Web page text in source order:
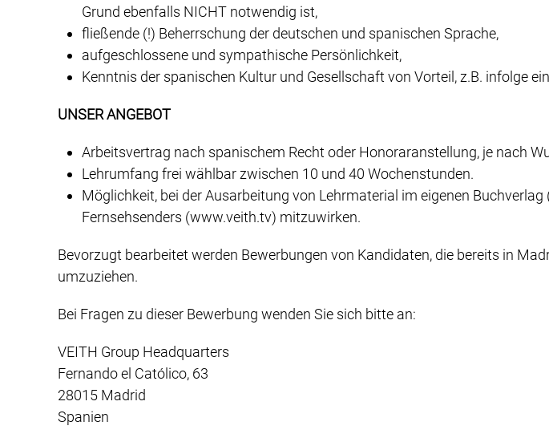
Grund ebenfalls NICHT notwendig ist,
fließende (!) Beherrschung der deutschen und spanischen Sprache,
aufgeschlossene und sympathische Persönlichkeit,
Kenntnis der spanischen Kultur und Gesellschaft von Vorteil, z.B. infolge
UNSER ANGEBOT
Arbeitsvertrag nach spanischem Recht oder Honoraranstellung, je nach
Lehrumfang frei wählbar zwischen 10 und 40 Wochenstunden.
Möglichkeit, bei der Ausarbeitung von Lehrmaterial im eigenen
Fernsehsenders (www.veith.tv) mitzuwirken.
Bevorzugt bearbeitet werden Bewerbungen von Kandidaten, die bereits in
umzuziehen.
Bei Fragen zu dieser Bewerbung wenden Sie sich bitte an:
VEITH Group Headquarters
Fernando el Católico, 63
28015 Madrid
Spanien